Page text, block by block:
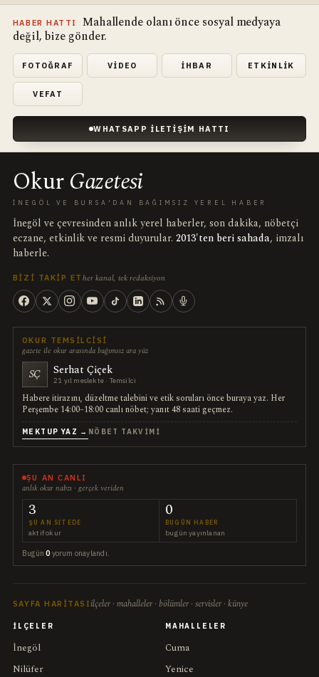
HABER HATTI
Mahallende olanı önce sosyal medyaya
değil, bize gönder.
FOTOĞRAF VIDEO İHBAR ETKINLIK
VEFAT
WHATSAPP İLETIŞIM HATTI
OkurGazetesi
İNEGÖL VE BURSA'DAN BAĞIMSIZ YEREL HABER
İnegöl ve çevresinden anlık yerel haberler, son dakika, nöbetçi
eczane, etkinlik ve resmi duyurular. 2013'ten beri sahada, imzalı
haberle.
BIZI TAKIP ET her kanal, tek redaksiyon
OKUR TEMSILCISI
gazete ile okur arasında bağımsız ara yüz
SÇ Serhat Çiçek
21 yıl meslekte · Temsilci
Habere itirazını, düzeltme talebini ve etik soruları önce buraya yaz. Her
Perşembe 14:00–18:00 canlı nöbet; yanıt 48 saati geçmez.
MEKTUP YAZ → NÖBET TAKVIMI
ŞU AN CANLI
anlık okur nabzı · gerçek veriden
3
ŞU AN SITEDE
aktif okur
0
BUGÜN HABER
bugün yayınlanan
Bugün0 yorum onaylandı.
SAYFA HARITASI ilçeler · mahalleler · bölümler · servisler · künye
İLÇELER
İnegöl
Nilüfer
MAHALLELER
Cuma
Yenice